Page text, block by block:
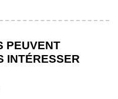
PEUVENT
INTÉRESSER